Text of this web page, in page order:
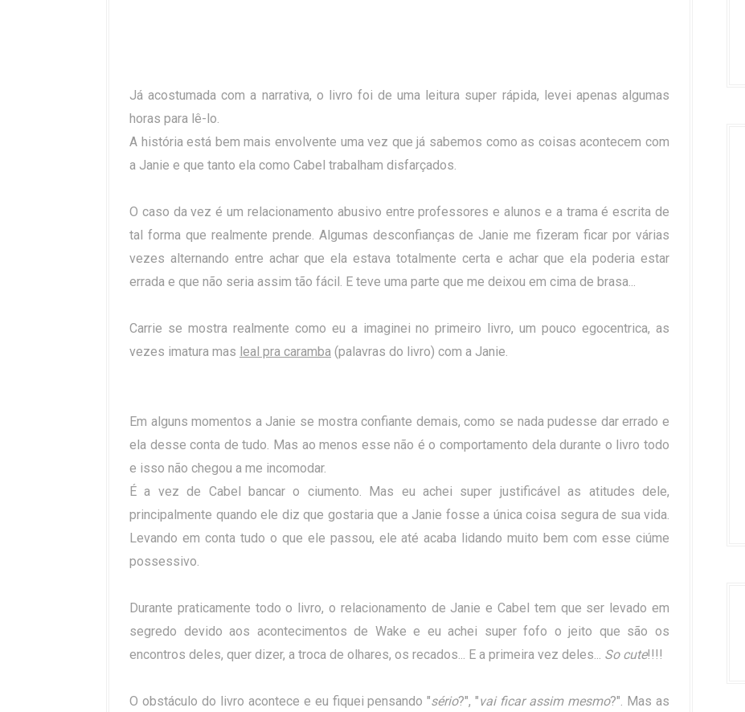
Já acostumada com a narrativa, o livro foi de uma leitura super rápida, levei apenas algumas
horas para lê-lo.
A história está bem mais envolvente uma vez que já sabemos como as coisas acontecem com
a Janie e que tanto ela como Cabel trabalham disfarçados.
O caso da vez é um relacionamento abusivo entre professores e alunos e a trama é escrita de
tal forma que realmente prende. Algumas desconfianças de Janie me fizeram ficar por várias
vezes alternando entre achar que ela estava totalmente certa e achar que ela poderia estar
errada e que não seria assim tão fácil. E teve uma parte que me deixou em cima de brasa...
Carrie se mostra realmente como eu a imaginei no primeiro livro, um pouco egocentrica, as
vezes imatura mas leal pra caramba (palavras do livro) com a Janie.
Em alguns momentos a Janie se mostra confiante demais, como se nada pudesse dar errado e
ela desse conta de tudo. Mas ao menos esse não é o comportamento dela durante o livro todo
e isso não chegou a me incomodar.
É a vez de Cabel bancar o ciumento. Mas eu achei super justificável as atitudes dele,
principalmente quando ele diz que gostaria que a Janie fosse a única coisa segura de sua vida.
Levando em conta tudo o que ele passou, ele até acaba lidando muito bem com esse ciúme
possessivo.
Durante praticamente todo o livro, o relacionamento de Janie e Cabel tem que ser levado em
segredo devido aos acontecimentos de Wake e eu achei super fofo o jeito que são os
encontros deles, quer dizer, a troca de olhares, os recados... E a primeira vez deles... So cute!!!!
O obstáculo do livro acontece e eu fiquei pensando "sério?", "vai ficar assim mesmo?". Mas as